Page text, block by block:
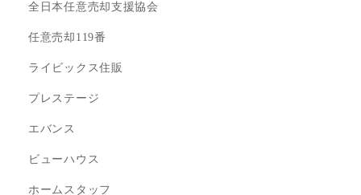
全日本任意売却支援協会
任意売却119番
ライビックス住販
プレステージ
エバンス
ビューハウス
ホームスタッフ